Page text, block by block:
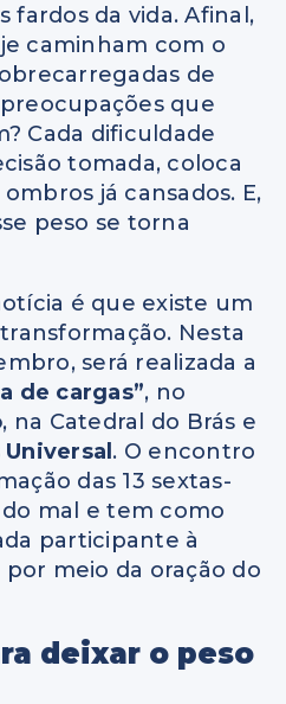
fardos da vida. Afinal,
caminham com o
de
que
Cada dificuldade
tomada, coloca
já cansados. E,
peso se torna
é que existe um
Nesta
será realizada a
de cargas”, no
, na Catedral do Brás e
. O encontro
das 13 sextas-
mal e tem como
participante à
meio da oração do
deixar o peso